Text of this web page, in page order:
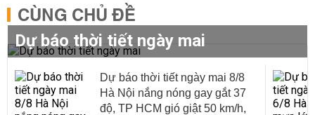
CÙNG CHỦ ĐỀ
Dự báo thời tiết ngày mai
Dự báo thời tiết ngày mai 8/8
Hà Nội nắng nóng gay gắt 37
độ, TP HCM gió giật 50 km/h,